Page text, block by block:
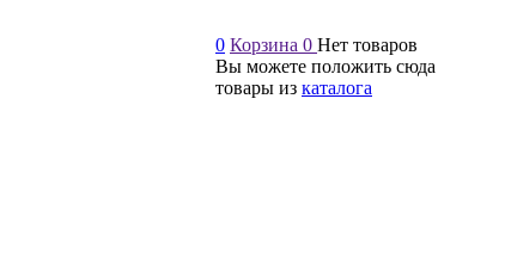
0 Корзина 0 Нет товаров
Вы можете положить сюда
товары из каталога